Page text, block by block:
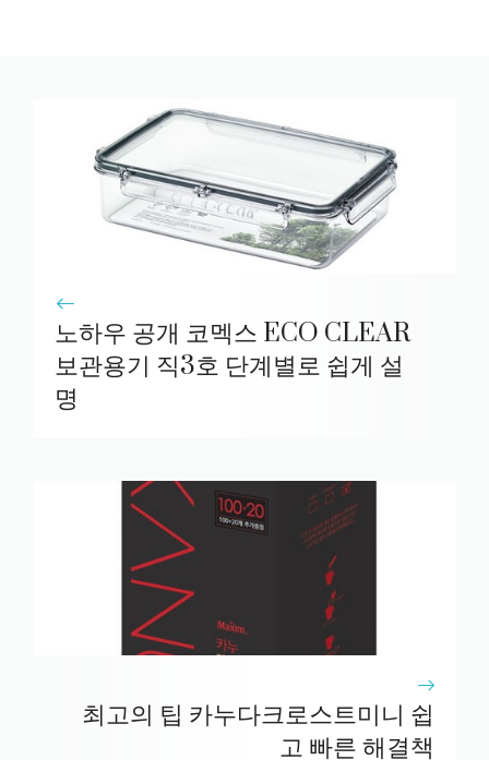
노하우 공개 코멕스 ECO CLEAR
보관용기 직3호 단계별로 쉽게 설
명
최고의 팁 카누다크로스트미니 쉽
고 빠른 해결책